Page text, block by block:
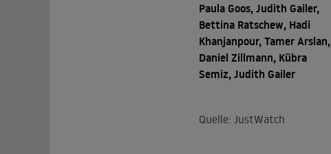
Paula Goos, Judith Gailer,
Bettina Ratschew, Hadi
Khanjanpour, Tamer Arslan,
Daniel Zillmann, Kübra
Semiz, Judith Gailer
Quelle: JustWatch